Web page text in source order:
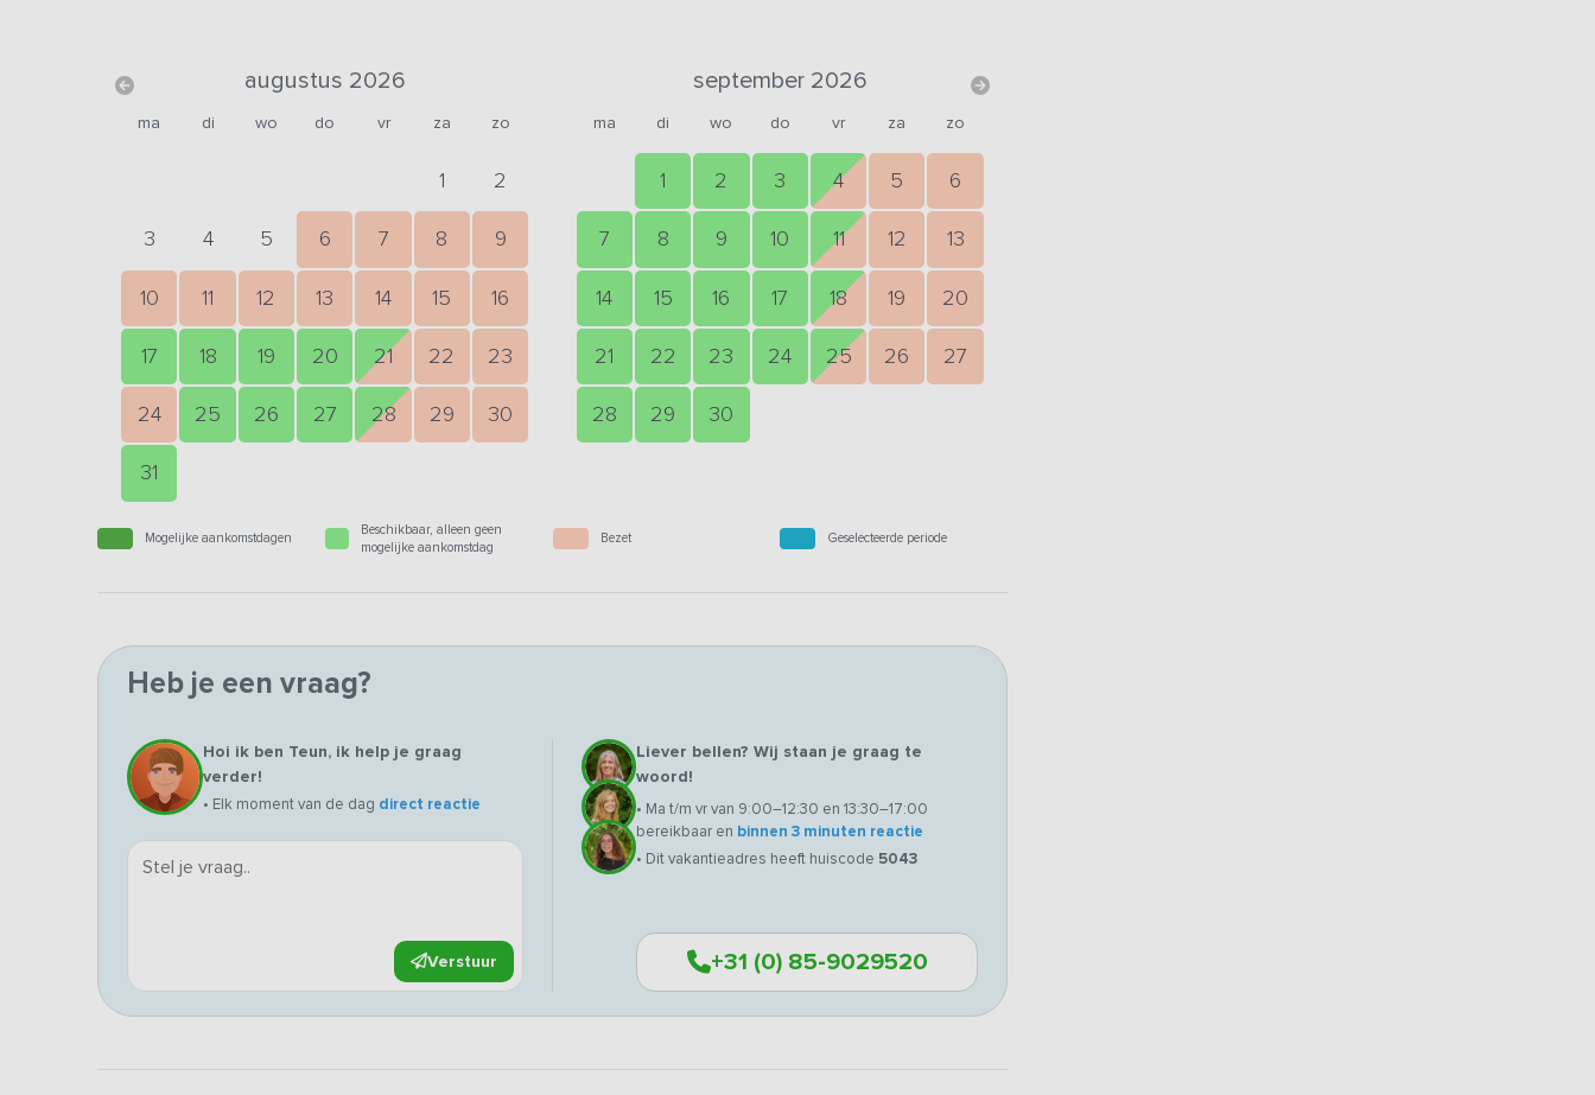
augustus 2026
ma di wo do vr za zo
1 2
3 4 5 6 7 8 9
10 11 12 13 14 15 16
17 18 19 20 21 22 23
24 25 26 27 28 29 30
31
september 2026
ma di wo do vr za zo
1 2 3 4 5 6
7 8 9 10 11 12 13
14 15 16 17 18 19 20
21 22 23 24 25 26 27
28 29 30
Mogelijke aankomstdagen
Beschikbaar, alleen geen
mogelijke aankomstdag
Bezet Geselecteerde periode
Heb je een vraag?
Hoi ik ben Teun, ik help je graag
verder!
• Elk moment van de dag direct reactie
Verstuur
Liever bellen? Wij staan je graag te
woord!
• Ma t/m vr van 9:00–12:30 en 13:30–17:00
bereikbaar en binnen 3 minuten reactie
• Dit vakantieadres heeft huiscode 5043
+31 (0) 85-9029520